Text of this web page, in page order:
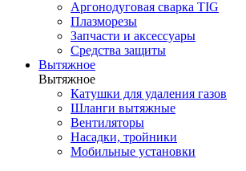
Аргонодуговая сварка TIG
Плазморезы
Запчасти и аксессуары
Средства защиты
Вытяжное
Вытяжное
Катушки для удаления газов
Шланги вытяжные
Вентиляторы
Насадки, тройники
Мобильные установки